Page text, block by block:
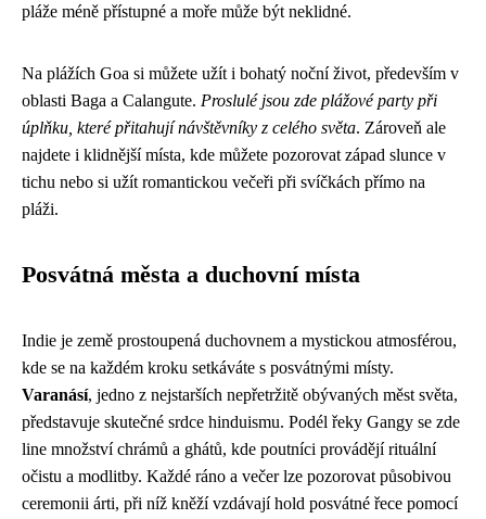
pláže méně přístupné a moře může být neklidné.
Na plážích Goa si můžete užít i bohatý noční život, především v
oblasti Baga a Calangute. Proslulé jsou zde plážové party při
úplňku, které přitahují návštěvníky z celého světa. Zároveň ale
najdete i klidnější místa, kde můžete pozorovat západ slunce v
tichu nebo si užít romantickou večeři při svíčkách přímo na
pláži.
Posvátná města a duchovní místa
Indie je země prostoupená duchovnem a mystickou atmosférou,
kde se na každém kroku setkáváte s posvátnými místy.
Varanásí, jedno z nejstarších nepřetržitě obývaných měst světa,
představuje skutečné srdce hinduismu. Podél řeky Gangy se zde
line množství chrámů a ghátů, kde poutníci provádějí rituální
očistu a modlitby. Každé ráno a večer lze pozorovat působivou
ceremonii árti, při níž kněží vzdávají hold posvátné řece pomocí